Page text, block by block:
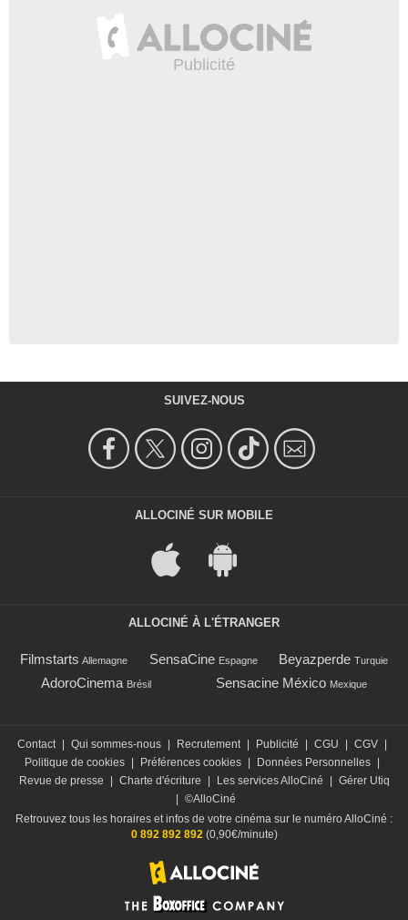
SUIVEZ-NOUS
ALLOCINÉ SUR MOBILE
ALLOCINÉ À L'ÉTRANGER
Filmstarts Allemagne SensaCine Espagne Beyazperde Turquie
AdoroCinema Brésil Sensacine México Mexique
Contact Qui sommes-nous Recrutement Publicité CGU CGV
Politique de cookies
Préférences cookies Données Personnelles
Revue de presse
Charte d'écriture Les services AlloCiné
Gérer Utiq
©AlloCiné
Retrouvez tous les horaires et infos de votre cinéma sur le numéro AlloCiné :
0 892 892 892(0,90€/minute)